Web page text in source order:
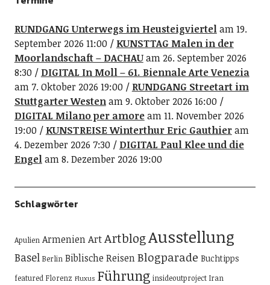
RUNDGANG Unterwegs im Heusteigviertelam 19.
September 2026 11:00
KUNSTTAG Malen in der
Moorlandschaft – DACHAUam 26. September 2026
8:30
DIGITAL In Moll – 61. Biennale Arte Venezia
am 7. Oktober 2026 19:00
RUNDGANG Streetart im
Stuttgarter Westenam 9. Oktober 2026 16:00
DIGITAL Milano per amoream 11. November 2026
19:00
KUNSTREISE Winterthur Eric Gauthieram
4. Dezember 2026 7:30
DIGITAL Paul Klee und die
Engelam 8. Dezember 2026 19:00
Schlagwörter
Apulien ArmenienArtArtblogAusstellung
Basel Berlin Biblische ReisenBlogparade Buchtipps
featured Florenz Fluxus Führung insideoutproject Iran